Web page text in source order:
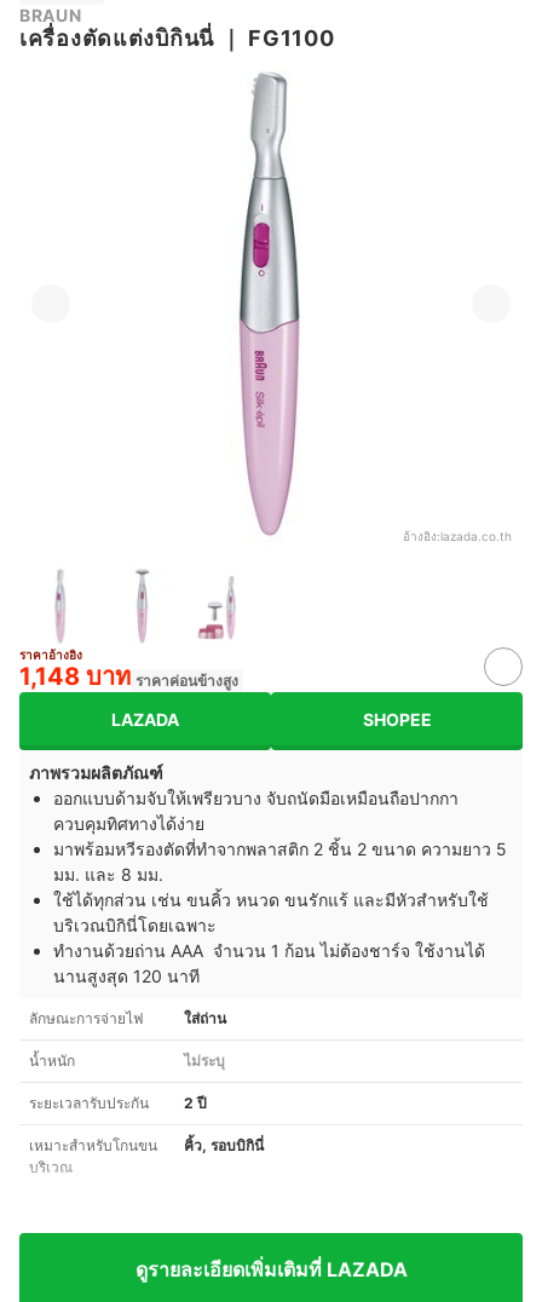
BRAUN
เครื่องตัดแต่งบิกินนี่ FG1100
อ้างอิง:lazada.co.th
ราคาอ้างอิง
1,148 บาท ราคาค่อนข้างสูง
LAZADA SHOPEE
ภาพรวมผลิตภัณฑ์
ออกแบบด้ามจับให้เพรียวบาง จับถนัดมือเหมือนถือปากกา
ควบคุมทิศทางได้ง่าย
มาพร้อมหวีรองตัดที่ทำจากพลาสติก 2 ชิ้น 2 ขนาด ความยาว 5
มม. และ 8 มม.
ใช้ได้ทุกส่วน เช่น ขนคิ้ว หนวด ขนรักแร้ และมีหัวสำหรับใช้
บริเวณบิกินี่โดยเฉพาะ
ทำงานด้วยถ่าน AAA จำนวน 1 ก้อน ไม่ต้องชาร์จ ใช้งานได้
นานสูงสุด 120 นาที
ลักษณะการจ่ายไฟ ใส่ถ่าน
น้ำหนัก ไม่ระบุ
ระยะเวลารับประกัน 2 ปี
เหมาะสำหรับโกนขน
บริเวณ
คิ้ว, รอบบิกินี่
ดูรายละเอียดเพิ่มเติมที่ LAZADA